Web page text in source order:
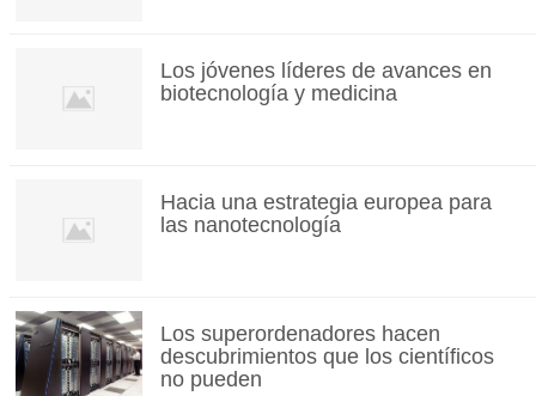
Los jóvenes líderes de avances en
biotecnología y medicina
Hacia una estrategia europea para
las nanotecnología
Los superordenadores hacen
descubrimientos que los científicos
no pueden